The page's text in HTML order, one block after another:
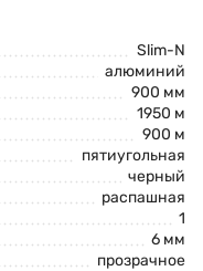
Slim-N
алюминий
900 мм
1950 м
900 м
пятиугольная
черный
распашная
1
6 мм
прозрачное